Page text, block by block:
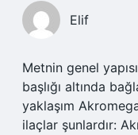
Elif
Metnin genel
başlığı altında
yaklaşım
ilaçlar şunlardır: